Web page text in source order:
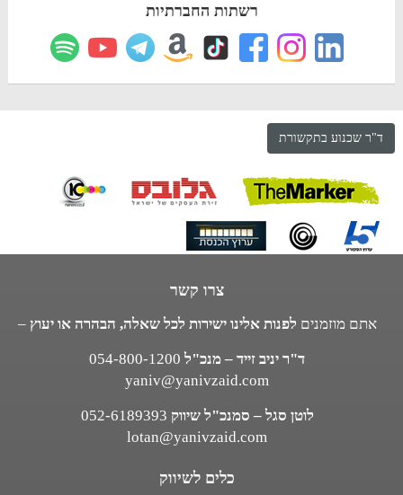
רשתות החברתיות
ד"ר שכנוע בתקשורת
צרו קשר
אתם מוזמנים לפנות אלינו ישירות לכל שאלה, הבהרה או יעוץ –
ד"ר יניב זייד – מנכ"ל 054-800-1200
yaniv@yanivzaid.com
לוטן סגל – סמנכ"ל שיווק 052-6189393
lotan@yanivzaid.com
כלים לשיווק